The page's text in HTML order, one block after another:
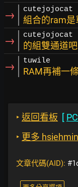
→ cutejojocat
組合的ram是
→ cutejojocat
的組雙通道吧
→ tuwile
RAM再補一
‣ 返回看板 [
‣ 更多
文章代碼(AID):